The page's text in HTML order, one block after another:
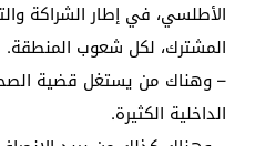
الأطلسي، في إطار الشراكة
المشترك، لكل شعوب المنطقة.
– وهناك من يستغل قضية
الداخلية الكثيرة.